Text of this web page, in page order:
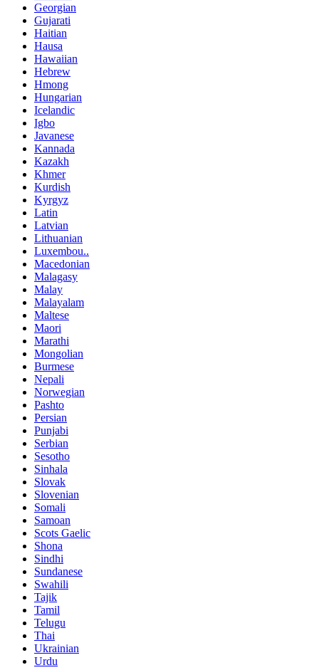
Georgian
Gujarati
Haitian
Hausa
Hawaiian
Hebrew
Hmong
Hungarian
Icelandic
Igbo
Javanese
Kannada
Kazakh
Khmer
Kurdish
Kyrgyz
Latin
Latvian
Lithuanian
Luxembou..
Macedonian
Malagasy
Malay
Malayalam
Maltese
Maori
Marathi
Mongolian
Burmese
Nepali
Norwegian
Pashto
Persian
Punjabi
Serbian
Sesotho
Sinhala
Slovak
Slovenian
Somali
Samoan
Scots Gaelic
Shona
Sindhi
Sundanese
Swahili
Tajik
Tamil
Telugu
Thai
Ukrainian
Urdu